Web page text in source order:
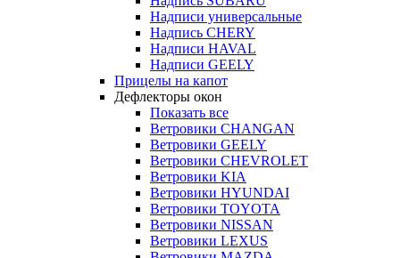
Надписи универсальные
Надпись CHERY
Надписи HAVAL
Надписи GEELY
Прицелы на капот
Дефлекторы окон
Показать все
Ветровики CHANGAN
Ветровики GEELY
Ветровики CHEVROLET
Ветровики KIA
Ветровики HYUNDAI
Ветровики TOYOTA
Ветровики NISSAN
Ветровики LEXUS